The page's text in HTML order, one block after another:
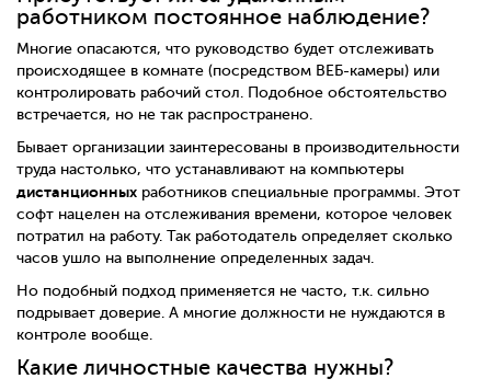
работником постоянное наблюдение?
Многие опасаются, что руководство будет отслеживать
происходящее в комнате (посредством ВЕБ-камеры) или
контролировать рабочий стол. Подобное обстоятельство
встречается, но не так распространено.
Бывает организации заинтересованы в производительности
труда настолько, что устанавливают на компьютеры
дистанционных работников специальные программы. Этот
софт нацелен на отслеживания времени, которое человек
потратил на работу. Так работодатель определяет сколько
часов ушло на выполнение определенных задач.
Но подобный подход применяется не часто, т.к. сильно
подрывает доверие. А многие должности не нуждаются в
контроле вообще.
Какие личностные качества нужны?